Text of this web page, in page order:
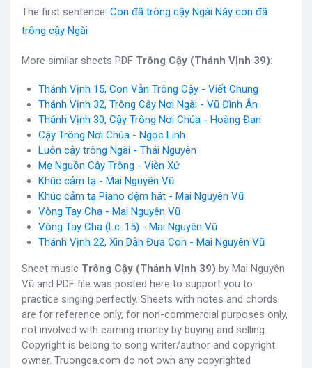
The first sentence: Con đã trông cậy Ngài Này con đã
trông cậy Ngài
More similar sheets PDF Trông Cậy (Thánh Vịnh 39):
Thánh Vịnh 15, Con Vẫn Trông Cậy - Viết Chung
Thánh Vịnh 32, Trông Cậy Nơi Ngài - Vũ Đình Ân
Thánh Vịnh 30, Cậy Trông Nơi Chúa - Hoàng Đan
Cậy Trông Nơi Chúa - Ngọc Linh
Luôn cậy trông Ngài - Thái Nguyên
Mẹ Nguồn Cậy Trông - Viễn Xứ
Khúc cảm tạ - Mai Nguyên Vũ
Khúc cảm tạ Piano đệm hát - Mai Nguyên Vũ
Vòng Tay Cha - Mai Nguyên Vũ
Vòng Tay Cha (Lc. 15) - Mai Nguyên Vũ
Thánh Vịnh 22, Xin Dẫn Đưa Con - Mai Nguyên Vũ
Sheet music Trông Cậy (Thánh Vịnh 39) by Mai Nguyên
Vũ and PDF file was posted here to support you to
practice singing perfectly. Sheets with notes and chords
are for reference only, for non-commercial purposes only,
not involved with earning money by buying and selling.
Copyright is belong to song writer/author and copyright
owner. Truongca.com do not own any copyrighted